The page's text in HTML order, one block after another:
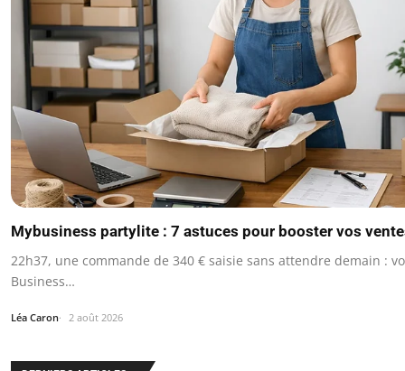
Mybusiness partylite : 7 astuces pour booster vos
22h37, une commande de 340 € saisie sans attendre demain :
Business…
Léa Caron 2 août 2026